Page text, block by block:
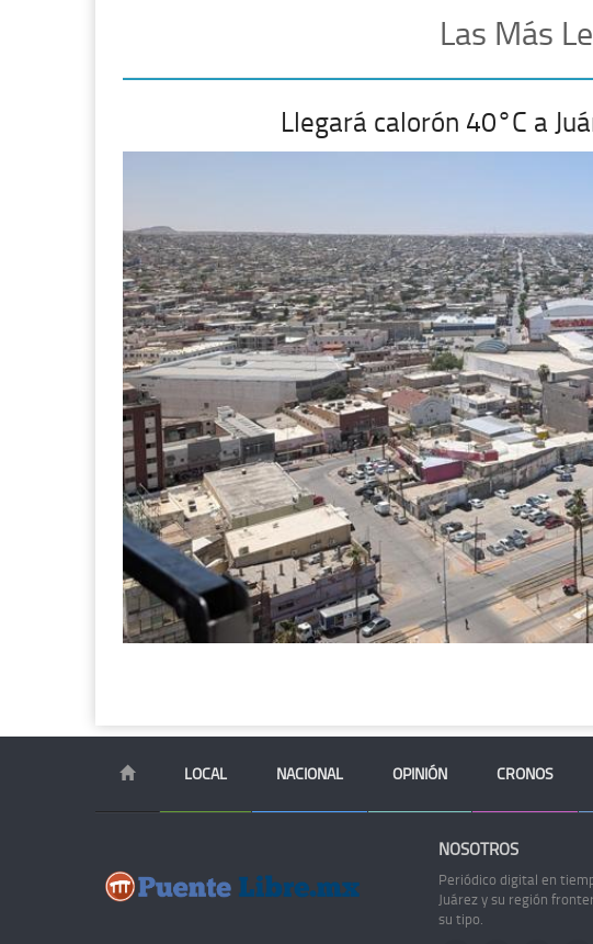
Las Más
Llegará calorón 40°C a
LOCAL NACIONAL OPINIÓN CRONOS
NOSOTROS
Periódico digital en
Juárez y su región
su tipo.